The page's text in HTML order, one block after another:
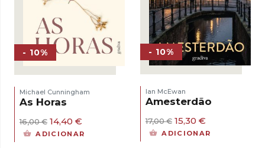
- 10%
Michael Cunningham
As Horas
16,00€ O
preço
14,40 €
preço
ADICIONAR
- 10%
Ian McEwan
Amesterdão
17,00€ O
preço
15,30 €O
preço
ADICIONAR